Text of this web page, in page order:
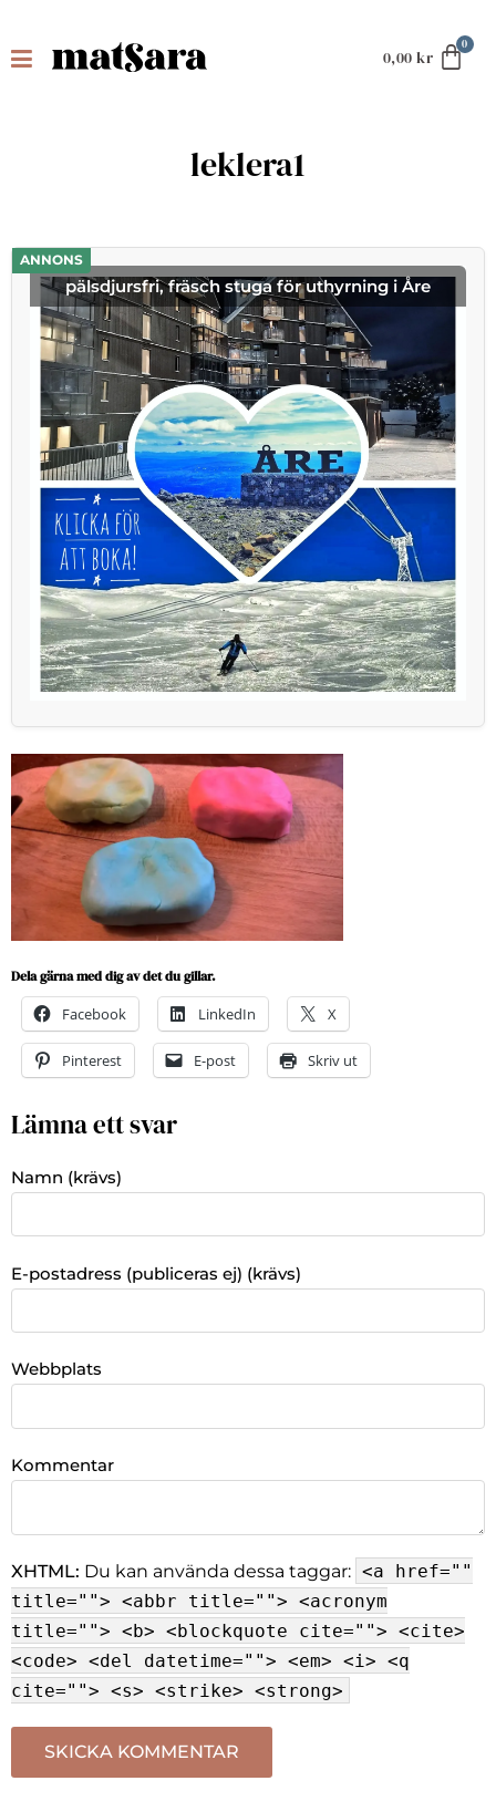
0,00 kr
leklera1
ANNONS
pälsdjursfri, fräsch stuga för uthyrning i Åre
Dela gärna med dig av det du gillar.
Facebook LinkedIn X
Pinterest E-post Skriv ut
Lämna ett svar
Namn (krävs)
E-postadress (publiceras ej) (krävs)
Webbplats
Kommentar
XHTML: Du kan använda dessa taggar: <a href=""
title=""> <abbr title=""> <acronym
title=""> <b> <blockquote cite=""> <cite>
<code> <del datetime=""> <em> <i> <q
cite=""> <s> <strike> <strong>